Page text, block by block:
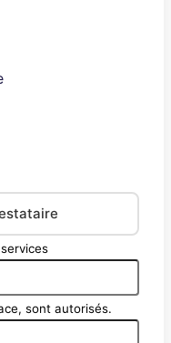
sont autorisés.